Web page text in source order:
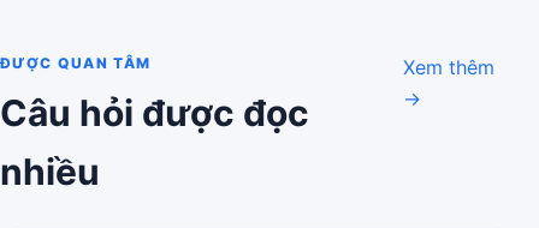
ĐƯỢC QUAN TÂM
Câu hỏi được đọc
nhiều
Xem thêm
→